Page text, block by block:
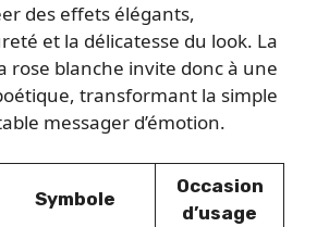
des effets élégants,
et la délicatesse du look. La
rose blanche invite donc à une
transformant la simple
messager d’émotion.
Symbole
Occasion
d’usage